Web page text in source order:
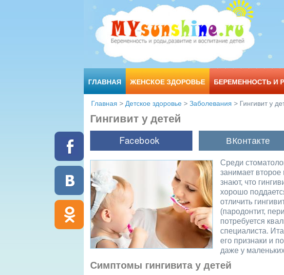
ГЛАВНАЯ ЖЕНСКОЕ ЗДОРОВЬЕ БЕРЕМЕННОСТЬ И
Главная > Детское здоровье > Заболевания > Гингивит у
Гингивит у детей
Среди
занимает
знают, что
хорошо
отличить
(пародонтит,
потребуется
специалиста.
его признаки и
даже у
Симптомы гингивита у детей